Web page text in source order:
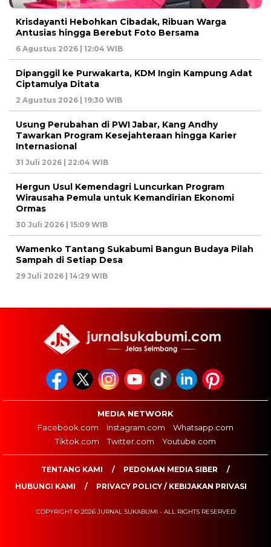
Krisdayanti Hebohkan Cibadak, Ribuan Warga
Antusias hingga Berebut Foto Bersama
6 Agustus 2026 | 12:04 WIB
Dipanggil ke Purwakarta, KDM Ingin Kampung Adat
Ciptamulya Ditata
2 Agustus 2026 | 19:30 WIB
Usung Perubahan di PWI Jabar, Kang Andhy
Tawarkan Program Kesejahteraan hingga Karier
Internasional
31 Juli 2026 | 22:04 WIB
Hergun Usul Kemendagri Luncurkan Program
Wirausaha Pemula untuk Kemandirian Ekonomi
Ormas
30 Juli 2026 | 15:09 WIB
Wamenko Tantang Sukabumi Bangun Budaya Pilah
Sampah di Setiap Desa
29 Juli 2026 | 14:29 WIB
MEDIA NETWORK
Facebook.com
Instagram.com
Whatsapp.com
Tiktok.com
Twitter.com Youtube.com
TENTANG KAMI
PEDOMAN MEDIA SIBER
HUBUNGI KAMI
PRIVACY POLICY / KEBIJAKAN PRIVASI
COPYRIGHT © 2026 JURNAL SUKABUMI - ALL RIGHTS RESERVED